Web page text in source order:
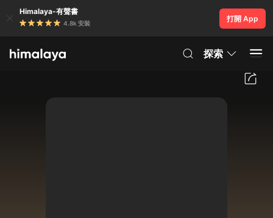
Himalaya-有聲書
4.8k 安裝
打開 App
探索